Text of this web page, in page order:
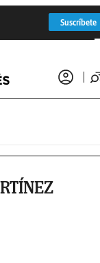
Suscríbete